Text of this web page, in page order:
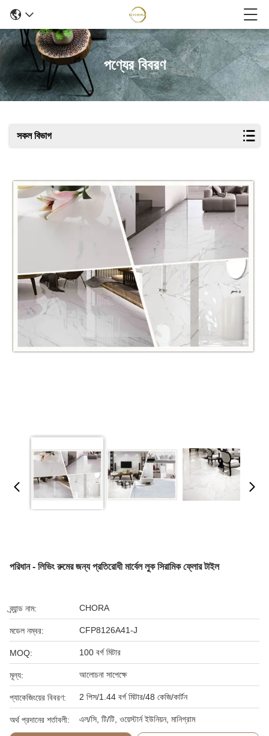
পণ্যের বিবরণ
সকল বিভাগ
পরিধান - লিভিং রুমের জন্য প্রতিরোধী মার্বেল লুক সিরামিক ফ্লোর টাইল
ব্র্যান্ড নাম: CHORA
মডেল নম্বর: CFP8126A41-J
MOQ: 100 বর্গ মিটার
মূল্য: আলোচনা সাপেক্ষে
প্যাকেজিংয়ের বিবরণ: 2 পিস/1.44 বর্গ মিটার/48 কেজি/কার্টন
অর্থ প্রদানের শর্তাবলী: এল/সি, টি/টি, ওয়েস্টার্ন ইউনিয়ন, মানিগ্রাম